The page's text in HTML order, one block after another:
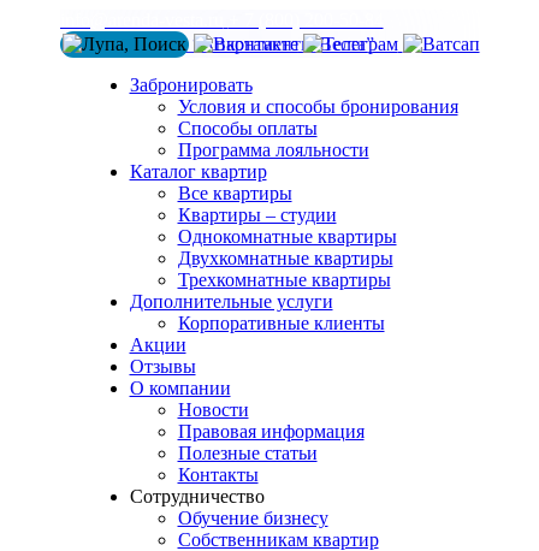
Забронировать
Условия и способы бронирования
Способы оплаты
Программа лояльности
Каталог квартир
Все квартиры
Квартиры – студии
Однокомнатные квартиры
Двухкомнатные квартиры
Трехкомнатные квартиры
Дополнительные услуги
Корпоративные клиенты
Акции
Отзывы
О компании
Новости
Правовая информация
Полезные статьи
Контакты
Сотрудничество
Обучение бизнесу
Собственникам квартир